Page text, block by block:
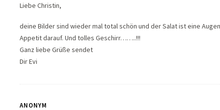
Liebe Christin,
deine Bilder sind wieder mal total schön und der Salat ist eine
Appetit darauf. Und tolles Geschirr……..!!!
Ganz liebe Grüße sendet
Dir Evi
ANONYM